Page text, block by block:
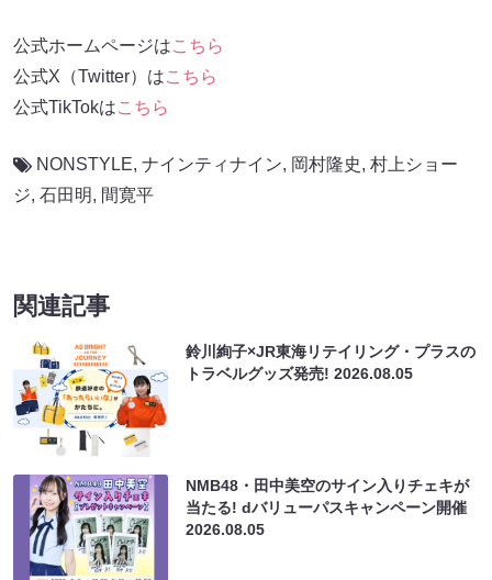
公式ホームページはこちら
公式X（Twitter）はこちら
公式TikTokはこちら
NONSTYLE, ナインティナイン, 岡村隆史, 村上ショー
ジ, 石田明, 間寛平
関連記事
鈴川絢子×JR東海リテイリング・プラスの
トラベルグッズ発売!2026.08.05
NMB48・田中美空のサイン入りチェキが
当たる! dバリューパスキャンペーン開催
2026.08.05